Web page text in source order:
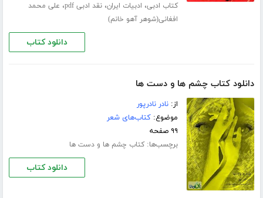
کتاب ادبی، ادبیات ایران،نقد ادبی pdf ، علی محمد
افغانی(شوهر آهو خانم)
دانلود کتاب
دانلود کتاب چشم ها و دست ها
از:نادر نادرپور
موضوع:کتاب‌های شعر
۹۹ صفحه
برچسب‌ها:کتاب چشم ها و دست ها
دانلود کتاب